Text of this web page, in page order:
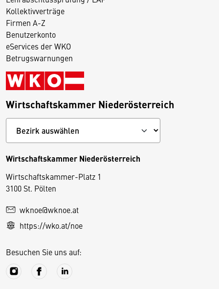
Kollektivverträge
Firmen A-Z
Benutzerkonto
eServices der WKO
Betrugswarnungen
Wirtschaftskammer Niederösterreich
Wirtschaftskammer Niederösterreich
Wirtschaftskammer-Platz 1
3100 St. Pölten
wknoe@wknoe.at
https://wko.at/noe
Besuchen Sie uns auf:
D
e
s
S
e